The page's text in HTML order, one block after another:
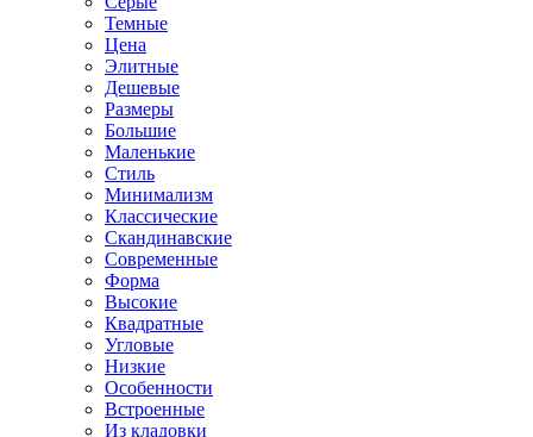
Темные
Цена
Элитные
Дешевые
Размеры
Большие
Маленькие
Стиль
Минимализм
Классические
Скандинавские
Современные
Форма
Высокие
Квадратные
Угловые
Низкие
Особенности
Встроенные
Из кладовки